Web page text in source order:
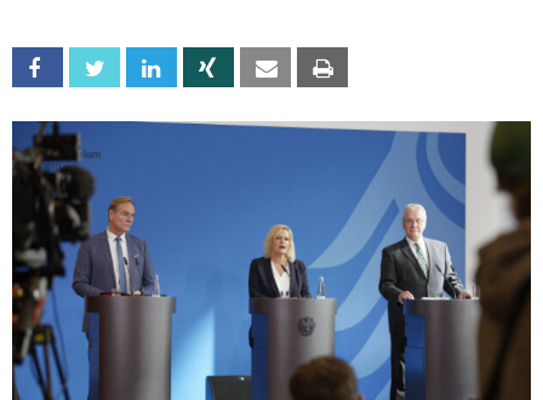
Facebook Twitter Linkedin Xing Email